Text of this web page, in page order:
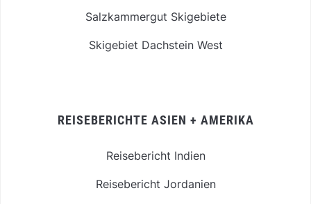
Salzkammergut Skigebiete
Skigebiet Dachstein West
REISEBERICHTE ASIEN + AMERIKA
Reisebericht Indien
Reisebericht Jordanien